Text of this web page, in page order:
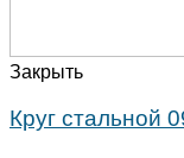
Закрыть
Круг стальной